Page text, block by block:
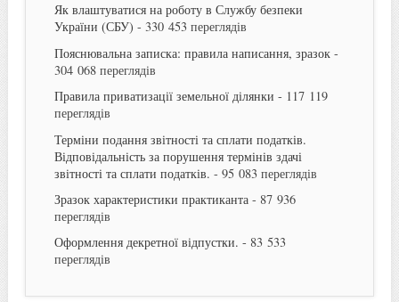
Як влаштуватися на роботу в Службу безпеки
України (СБУ) - 330 453 переглядів
Пояснювальна записка: правила написання, зразок-
304 068 переглядів
Правила приватизації земельної ділянки - 117 119
переглядів
Терміни подання звітності та сплати податків.
Відповідальність за порушення термінів здачі
звітності та сплати податків. - 95 083 переглядів
Зразок характеристики практиканта- 87 936
переглядів
Оформлення декретної відпустки. - 83 533
переглядів